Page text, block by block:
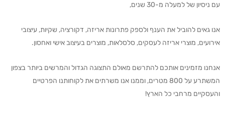
עם ניסיון של למעלה מ-30 שנים,
אנו גאים להוביל את הענף ולספק פתרונות אריזה, דקורציה, שקיות, עיצובי
אירועים, מוצרי אריזה לעסקים, סלסלאות, מוצרים בעיצוב אישי ואחסון.
אנחנו מזמינים אותכם להתרשם מאולם התצוגה הגדול והמרשים ביותר בצפון
המשתרע על 800 מטרים, וממנו אנו משרתים את לקוחותנו הפרטיים
והעסקיים מרחבי כל הארץ!